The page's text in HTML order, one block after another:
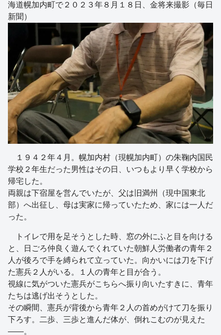
海道幌加内町で２０２３年８月１８日、金将来撮影（毎日
新聞）
１９４２年４月。幌加内村（現幌加内町）の朱鞠内国民
学校２年生だった男性はその日、いつもより早く学校から
帰宅した。
両親は下宿屋を営んでいたが、父は旧満州（現中国東北
部）へ出征し、母は実家に帰っていたため、家には一人だ
った。
トイレで用を足そうとした時、窓の外にふと目を向ける
と、日ごろ仲良く遊んでくれていた朝鮮人労働者の青年２
人が後ろで手を縛られて立っていた。向かいには刀を下げ
た憲兵２人がいる。１人の青年と目が合う。
視線に気がついた憲兵がこちらへ振り向いたすきに、青年
たちは逃げ出そうとした。
その瞬間、憲兵が背後から青年２人の首めがけて刀を振り
下ろす。二歩、三歩と進んだ体が、倒れこむのが見えた
――。